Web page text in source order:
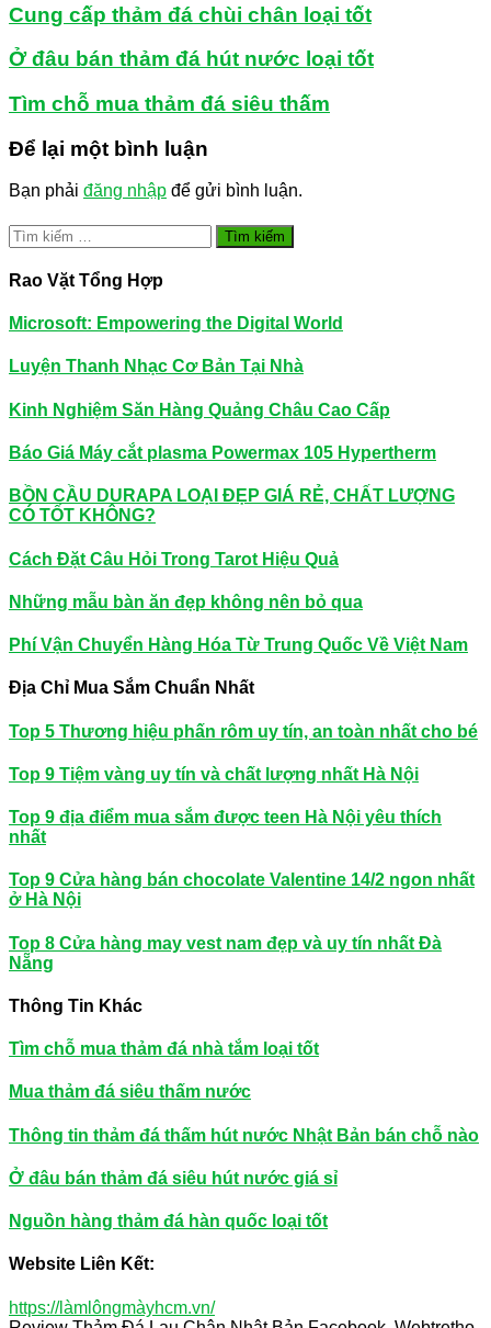
Cung cấp thảm đá chùi chân loại tốt
Ở đâu bán thảm đá hút nước loại tốt
Tìm chỗ mua thảm đá siêu thấm
Để lại một bình luận
Bạn phải đăng nhập để gửi bình luận.
Tìm
kiếm
cho:
Rao Vặt Tổng Hợp
Microsoft: Empowering the Digital World
Luyện Thanh Nhạc Cơ Bản Tại Nhà
Kinh Nghiệm Săn Hàng Quảng Châu Cao Cấp
Báo Giá Máy cắt plasma Powermax 105 Hypertherm
BỒN CẦU DURAPA LOẠI ĐẸP GIÁ RẺ, CHẤT LƯỢNG
CÓ TỐT KHÔNG?
Cách Đặt Câu Hỏi Trong Tarot Hiệu Quả
Những mẫu bàn ăn đẹp không nên bỏ qua
Phí Vận Chuyển Hàng Hóa Từ Trung Quốc Về Việt Nam
Địa Chỉ Mua Sắm Chuẩn Nhất
Top 5 Thương hiệu phấn rôm uy tín, an toàn nhất cho bé
Top 9 Tiệm vàng uy tín và chất lượng nhất Hà Nội
Top 9 địa điểm mua sắm được teen Hà Nội yêu thích
nhất
Top 9 Cửa hàng bán chocolate Valentine 14/2 ngon nhất
ở Hà Nội
Top 8 Cửa hàng may vest nam đẹp và uy tín nhất Đà
Nẵng
Thông Tin Khác
Tìm chỗ mua thảm đá nhà tắm loại tốt
Mua thảm đá siêu thấm nước
Thông tin thảm đá thấm hút nước Nhật Bản bán chỗ nào
Ở đâu bán thảm đá siêu hút nước giá sỉ
Nguồn hàng thảm đá hàn quốc loại tốt
Website Liên Kết:
https://làmlôngmàyhcm.vn/